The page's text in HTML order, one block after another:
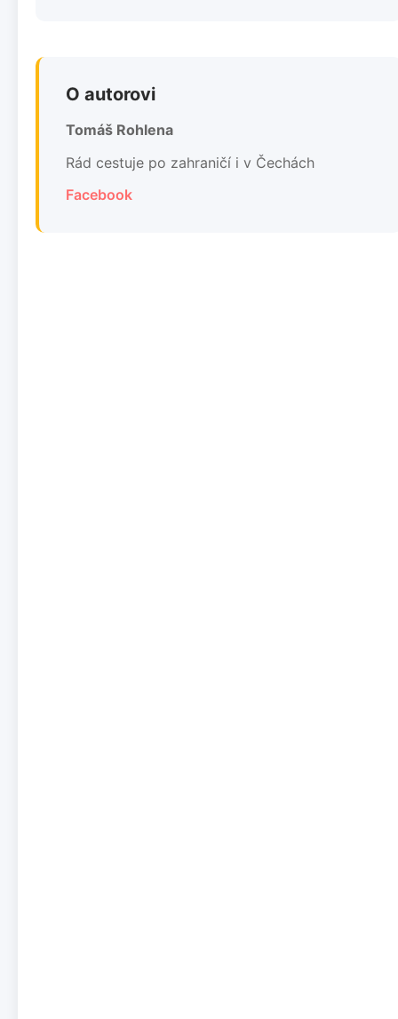
O autorovi
Tomáš Rohlena
Rád cestuje po zahraničí i v Čechách
Facebook